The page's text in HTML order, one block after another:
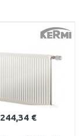
244,34 €